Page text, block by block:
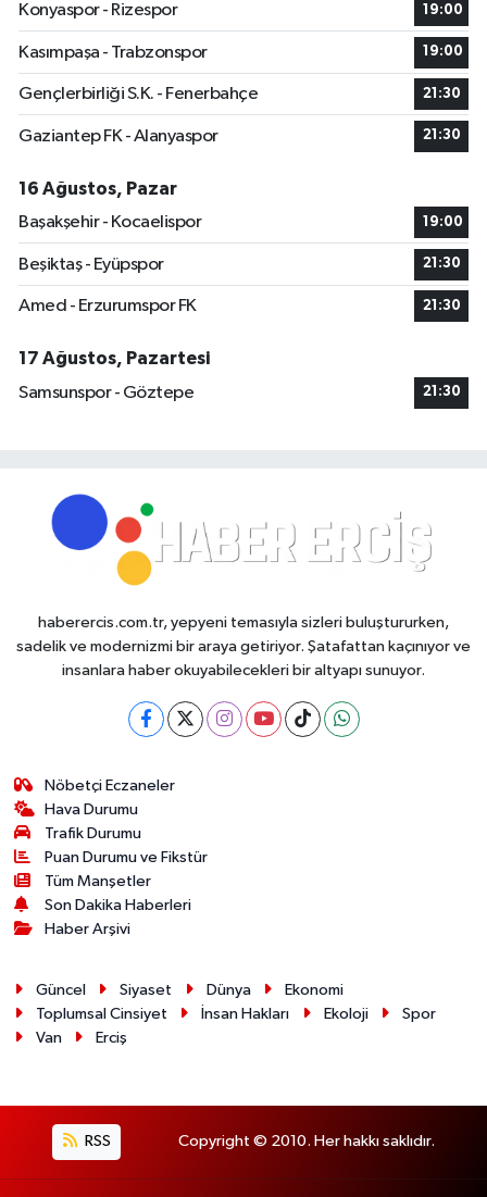
Konyaspor - Rizespor
19:00
Kasımpaşa - Trabzonspor 19:00
Gençlerbirliği S.K. - Fenerbahçe 21:30
Gaziantep FK - Alanyaspor 21:30
16 Ağustos, Pazar
Başakşehir - Kocaelispor
19:00
Beşiktaş - Eyüpspor 21:30
Amed - Erzurumspor FK 21:30
17 Ağustos, Pazartesi
Samsunspor - Göztepe
21:30
haberercis.com.tr, yepyeni temasıyla sizleri buluştururken,
sadelik ve modernizmi bir araya getiriyor. Şatafattan kaçınıyor ve
insanlara haber okuyabilecekleri bir altyapı sunuyor.
Nöbetçi Eczaneler
Hava Durumu
Trafik Durumu
Puan Durumu ve Fikstür
Tüm Manşetler
Son Dakika Haberleri
Haber Arşivi
Güncel Siyaset Dünya
Ekonomi
Toplumsal Cinsiyet
İnsan Hakları Ekoloji
Spor
Van
Erciş
RSS Copyright © 2010. Her hakkı saklıdır.